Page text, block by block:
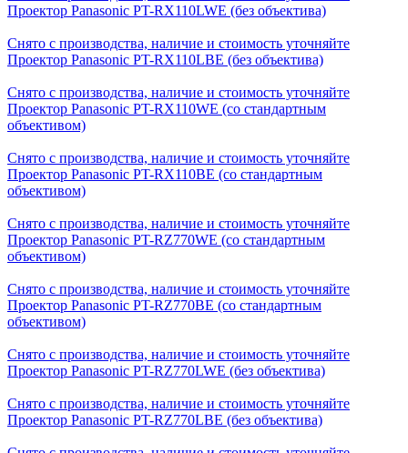
Проектор Panasonic PT-RX110LWE (без объектива)
Снято с производства, наличие и стоимость уточняйте
Проектор Panasonic PT-RX110LBE (без объектива)
Снято с производства, наличие и стоимость уточняйте
Проектор Panasonic PT-RX110WE (со стандартным
объективом)
Снято с производства, наличие и стоимость уточняйте
Проектор Panasonic PT-RX110BE (со стандартным
объективом)
Снято с производства, наличие и стоимость уточняйте
Проектор Panasonic PT-RZ770WE (со стандартным
объективом)
Снято с производства, наличие и стоимость уточняйте
Проектор Panasonic PT-RZ770BE (со стандартным
объективом)
Снято с производства, наличие и стоимость уточняйте
Проектор Panasonic PT-RZ770LWE (без объектива)
Снято с производства, наличие и стоимость уточняйте
Проектор Panasonic PT-RZ770LBE (без объектива)